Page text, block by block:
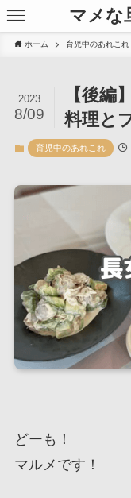
マメな
ホーム 育児中のあれこれ
【後
料理と
2023
8/09
育児中のあれこれ
どーも！
マルメです！